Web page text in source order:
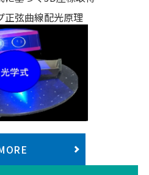
正弦曲線配光原理